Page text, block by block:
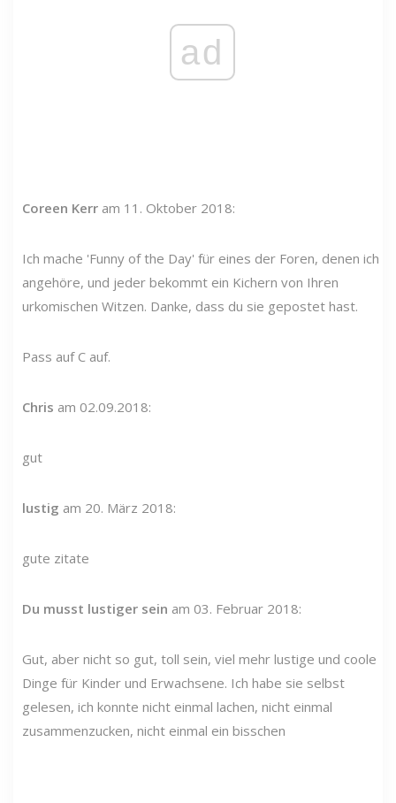
ad
Coreen Kerr am 11. Oktober 2018:
Ich mache 'Funny of the Day' für eines der Foren, denen ich
angehöre, und jeder bekommt ein Kichern von Ihren
urkomischen Witzen. Danke, dass du sie gepostet hast.
Pass auf C auf.
Chris am 02.09.2018:
gut
lustig am 20. März 2018:
gute zitate
Du musst lustiger sein am 03. Februar 2018:
Gut, aber nicht so gut, toll sein, viel mehr lustige und coole
Dinge für Kinder und Erwachsene. Ich habe sie selbst
gelesen, ich konnte nicht einmal lachen, nicht einmal
zusammenzucken, nicht einmal ein bisschen